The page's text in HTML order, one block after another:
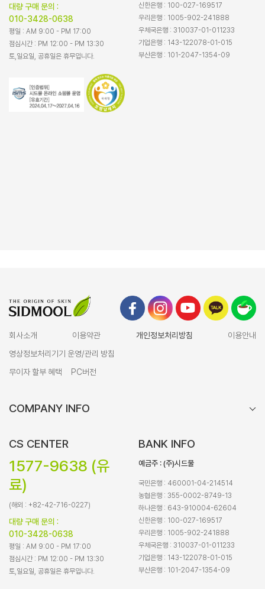
대량 구매 문의 :
010-3428-0638
평일 : AM 9:00 - PM 17:00
점심시간 : PM 12:00 - PM 13:30
토,일요일, 공휴일은 휴무입니다.
신한은행 : 100-027-169517
우리은행 : 1005-902-241888
우체국은행 : 310037-01-011233
기업은행 : 143-122078-01-015
부산은행 : 101-2047-1354-09
회사소개 이용약관 개인정보처리방침
이용안내
영상정보처리기기 운영/관리 방침
무이자 할부 혜택
PC버전
COMPANY INFO
CS CENTER
1577-9638 (유
료)
(해외 : +82-42-716-0227)
대량 구매 문의 :
010-3428-0638
평일 : AM 9:00 - PM 17:00
점심시간 : PM 12:00 - PM 13:30
토,일요일, 공휴일은 휴무입니다.
BANK INFO
예금주 : (주)시드물
국민은행 : 460001-04-214514
농협은행 : 355-0002-8749-13
하나은행 : 643-910004-62604
신한은행 : 100-027-169517
우리은행 : 1005-902-241888
우체국은행 : 310037-01-011233
기업은행 : 143-122078-01-015
부산은행 : 101-2047-1354-09